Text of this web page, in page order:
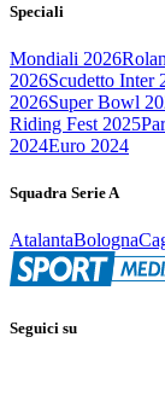
Speciali
Mondiali 2026
2026Scudetto Inter
2026Super Bowl
Riding Fest 2025
2024Euro 2024
Squadra Serie A
AtalantaBologna
Seguici su